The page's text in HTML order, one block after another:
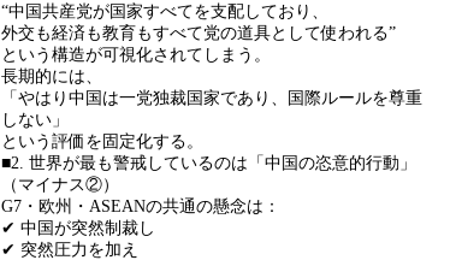
“中国共産党が国家すべてを支配しており、
外交も経済も教育もすべて党の道具として使われる”
という構造が可視化されてしまう。
長期的には、
「やはり中国は一党独裁国家であり、国際ルールを尊重
しない」
という評価を固定化する。
■2. 世界が最も警戒しているのは「中国の恣意的行動」
（マイナス②）
G7・欧州・ ASEANの共通の懸念は：
✔ 中国が突然制裁し
✔ 突然圧力を加え